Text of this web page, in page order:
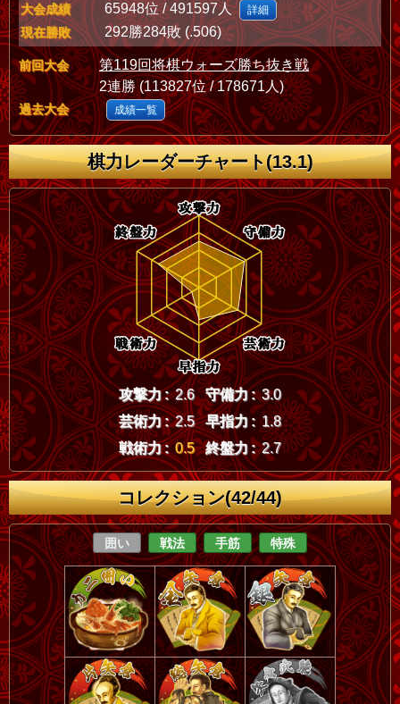
大会成績 65948位 / 491597人 詳細
現在勝敗 292勝284敗 (.506)
前回大会
第119回将棋ウォーズ勝ち抜き戦
2連勝 (113827位 / 178671人)
過去大会 成績一覧
棋力レーダーチャート(13.1)
攻撃力 : 2.6 守備力 : 3.0
芸術力 : 2.5 早指力 : 1.8
戦術力 : 0.5 終盤力 : 2.7
コレクション(42/44)
囲い 戦法 手筋 特殊